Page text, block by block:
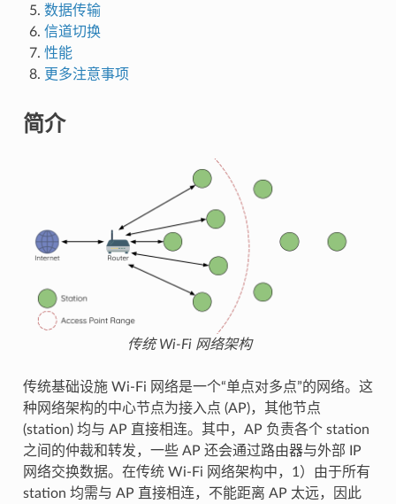
数据传输
信道切换
性能
更多注意事项
简介
传统 Wi-Fi 网络架构
传统基础设施 Wi-Fi 网络是一个“单点对多点”的网络。这
种网络架构的中心节点为接入点 (AP)，其他节点
(station) 均与 AP 直接相连。其中，AP 负责各个 station
之间的仲裁和转发，一些 AP 还会通过路由器与外部 IP
网络交换数据。在传统 Wi-Fi 网络架构中，1）由于所有
station 均需与 AP 直接相连，不能距离 AP 太远，因此